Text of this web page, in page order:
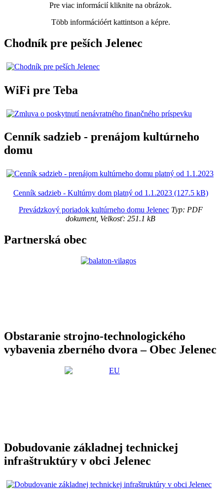
Pre viac informácií kliknite na obrázok.
Több információért kattintson a képre.
Chodník pre peších Jelenec
WiFi pre Teba
Cenník sadzieb - prenájom kultúrneho
domu
Cenník sadzieb - Kultúrny dom platný od 1.1.2023 (127.5 kB)
Prevádzkový poriadok kultúrneho domu JelenecTyp: PDF
dokument, Velkosť: 251.1 kB
Partnerská obec
Obstaranie strojno-technologického
vybavenia zberného dvora – Obec Jelenec
Dobudovanie základnej technickej
infraštruktúry v obci Jelenec